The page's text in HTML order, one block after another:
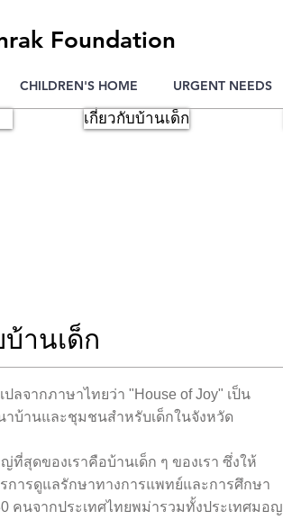
Foundation
CHILDREN'S HOME URGENT NEEDS
เกี่ยวกับบ้านเด็ก
บ้านเด็ก
ปลจากภาษาไทยว่า "House of Joy" เป็น
บ้านและชุมชนสำหรับเด็กในจังหวัด
ที่สุดของเราคือบ้านเด็ก ๆ ของเรา ซึ่งให้
การดูแลรักษาทางการแพทย์และการศึกษา
คนจากประเทศไทยพม่ารวมทั้งประเทศมอญ